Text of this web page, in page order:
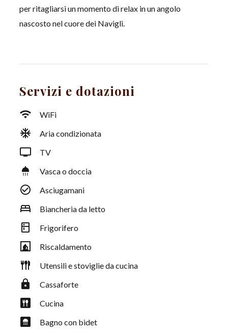
per ritagliarsi un momento di relax in un angolo
nascosto nel cuore dei Navigli.
Servizi e dotazioni
wifi WiFi
ac_unit Aria condizionata
personal_video TV
shower Vasca o doccia
check_circle_outline Asciugamani
bed Biancheria da letto
kitchen Frigorifero
fireplace Riscaldamento
flatware Utensili e stoviglie da cucina
https Cassaforte
dining Cucina
bathroom Bagno con bidet